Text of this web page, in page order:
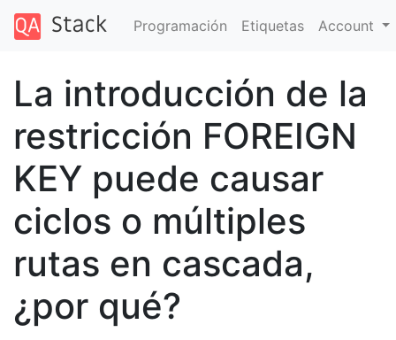
Programación Etiquetas Account
La introducción de la
restricción FOREIGN
KEY puede causar
ciclos o múltiples
rutas en cascada,
¿por qué?